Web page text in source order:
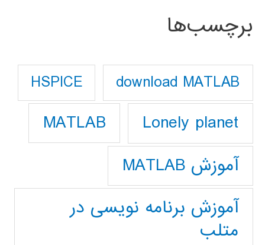
برچسب‌ها
download MATLAB
HSPICE
Lonely planet
MATLAB
آموزش MATLAB
آموزش برنامه نویسی در
متلب